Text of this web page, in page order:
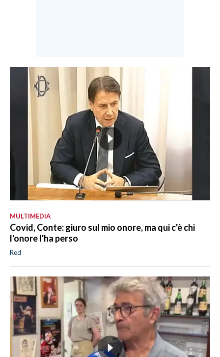
MULTIMEDIA
Covid, Conte: giuro sul mio onore, ma qui c'è chi
l'onore l'ha perso
Red